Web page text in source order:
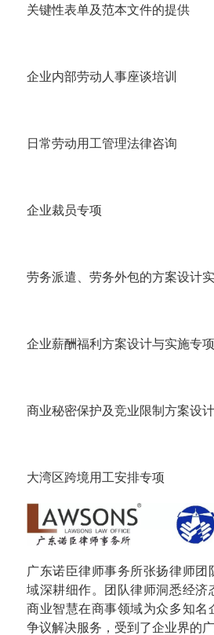
关键性表单及范本文件的提供
企业内部劳动人事座谈培训
日常劳动用工管理法律咨询
企业裁员专项
劳务派遣、劳务外包的方案设计
企业薪酬福利方案设计与实施专项
商业秘密保护及竞业限制方案设
大湾区跨境用工安排专项
广东诺臣律师事务所张扬律师团
域深耕细作。团队律师洞悉经济
商业智慧在商事领域为众多知名
争议解决服务，受到了企业界的广